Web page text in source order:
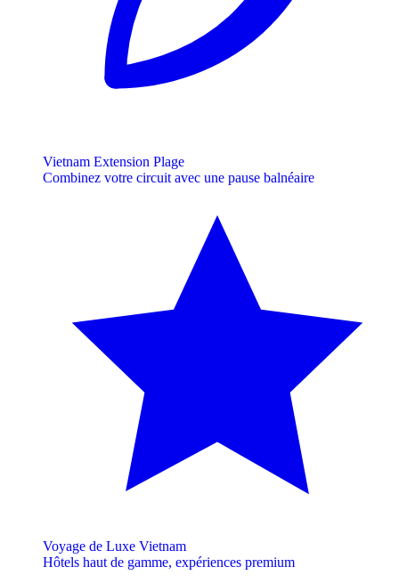
Vietnam Extension Plage
Combinez votre circuit avec une pause balnéaire
Voyage de Luxe Vietnam
Hôtels haut de gamme, expériences premium